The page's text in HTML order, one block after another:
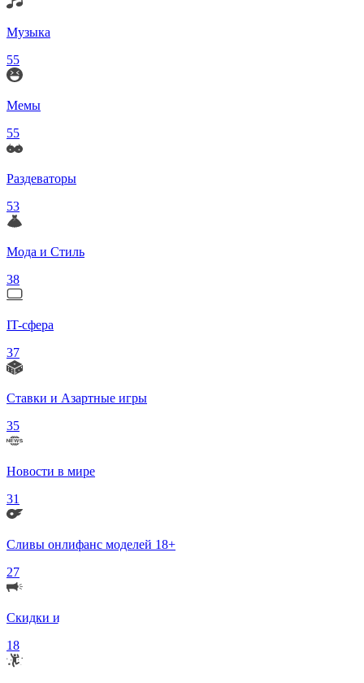
Музыка
55
Мемы
55
Раздеваторы
53
Мода и Стиль
38
IT-сфера
37
Ставки и Азартные игры
35
Новости в мире
31
Сливы онлифанс моделей 18+
27
Скидки и Акции
18